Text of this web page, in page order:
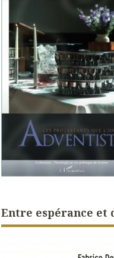
Entre espérance et